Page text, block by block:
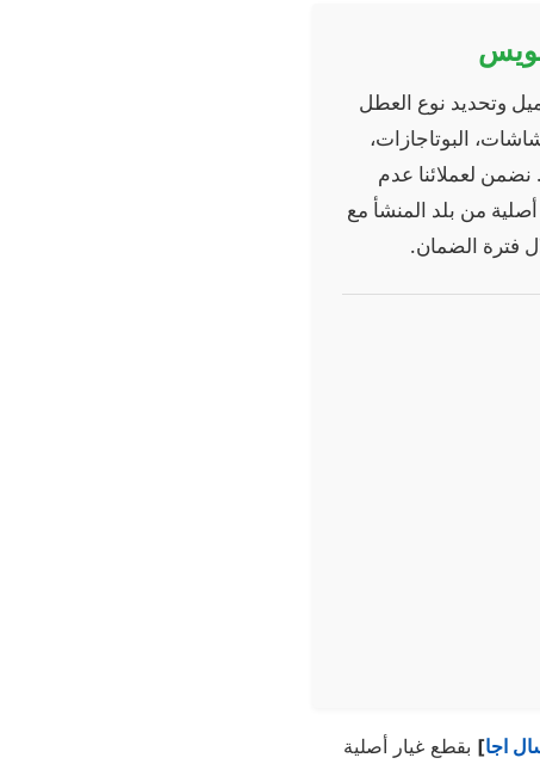
وتحديد نوع العطل
البوتاجازات،
لعملائنا عدم
من بلد المنشأ مع
فترة الضمان.
اجا]